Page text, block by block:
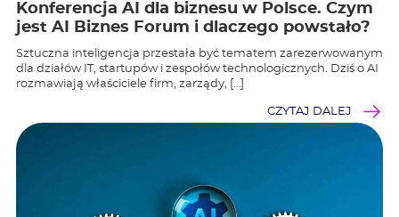
Konferencja AI dla biznesu w Polsce. Czym
jest AI Biznes Forum i dlaczego powstało?
Sztuczna inteligencja przestała być tematem zarezerwowanym
dla działów IT, startupów i zespołów technologicznych. Dziś o AI
rozmawiają właściciele firm, zarządy, […]
CZYTAJ DALEJ